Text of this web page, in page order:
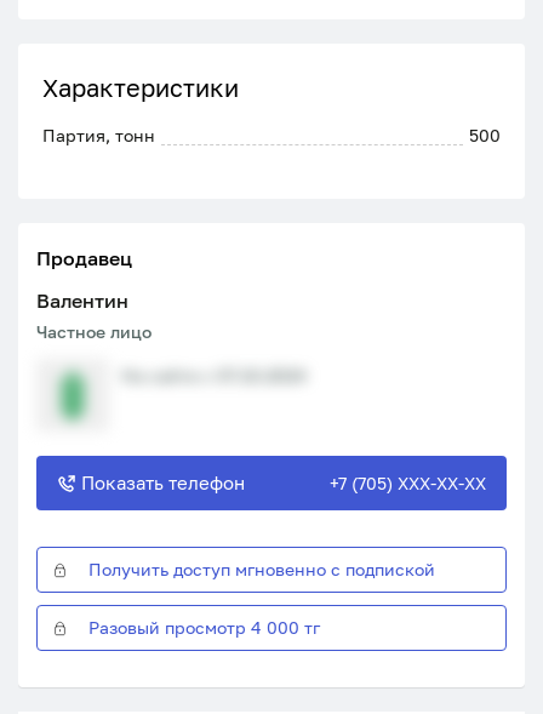
Характеристики
Партия, тонн 500
Продавец
Валентин
Частное лицо
Показать телефон +7 (705) XXX-XX-XX
Получить доступ мгновенно с подпиской
Разовый просмотр 4 000 тг